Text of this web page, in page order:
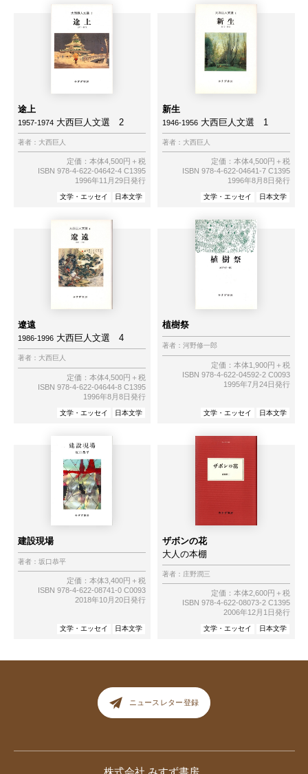
途上
1957-1974 大西巨人文選 2
著者： 大西巨人
定価：本体4,500円＋税
ISBN 978-4-622-04642-4 C1395
1996年11月29日発行
文学・エッセイ 日本文学
新生
1946-1956 大西巨人文選 1
著者： 大西巨人
定価：本体4,500円＋税
ISBN 978-4-622-04641-7 C1395
1996年8月8日発行
文学・エッセイ 日本文学
遼遠
1986-1996 大西巨人文選 4
著者： 大西巨人
定価：本体4,500円＋税
ISBN 978-4-622-04644-8 C1395
1996年8月8日発行
文学・エッセイ 日本文学
植樹祭
著者： 河野修一郎
定価：本体1,900円＋税
ISBN 978-4-622-04592-2 C0093
1995年7月24日発行
文学・エッセイ 日本文学
建設現場
著者： 坂口恭平
定価：本体3,400円＋税
ISBN 978-4-622-08741-0 C0093
2018年10月20日発行
文学・エッセイ 日本文学
ザボンの花
大人の本棚
著者： 庄野潤三
定価：本体2,600円＋税
ISBN 978-4-622-08073-2 C1395
2006年12月1日発行
文学・エッセイ 日本文学
ニュースレター登録